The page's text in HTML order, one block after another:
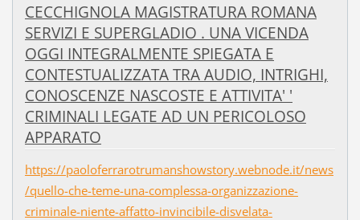
CECCHIGNOLA MAGISTRATURA ROMANA
SERVIZI E SUPERGLADIO . UNA VICENDA
OGGI INTEGRALMENTE SPIEGATA E
CONTESTUALIZZATA TRA AUDIO, INTRIGHI,
CONOSCENZE NASCOSTE E ATTIVITA' '
CRIMINALI LEGATE AD UN PERICOLOSO
APPARATO
https://paoloferrarotrumanshowstory.webnode.it/news
/quello-che-teme-una-complessa-organizzazione-
criminale-niente-affatto-invincibile-disvelata-